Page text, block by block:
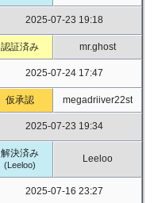
2025-07-23 19:18
認証済み mr.ghost
2025-07-24 17:47
仮承認 megadriiver22st
2025-07-23 19:34
解決済み
(Leeloo)
Leeloo
2025-07-16 23:27